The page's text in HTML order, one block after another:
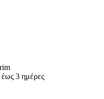
3 ημέρες